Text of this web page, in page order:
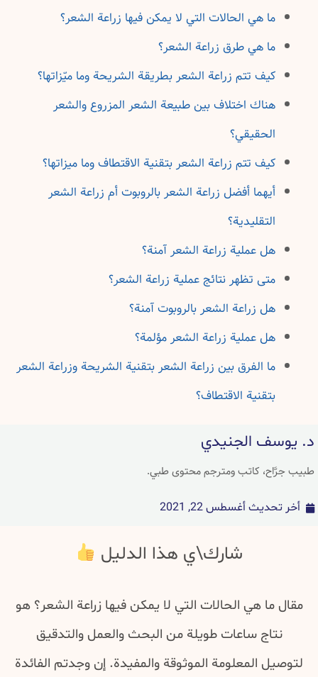
ما هي الحالات التي لا يمكن فيها زراعة الشعر؟
ما هي طرق زراعة الشعر؟
كيف تتم زراعة الشعر بطريقة الشريحة وما ميّزاتها؟
هناك اختلاف بين طبيعة الشعر المزروع والشعر
الحقيقي؟
كيف تتم زراعة الشعر بتقنية الاقتطاف وما ميزاتها؟
أيهما أفضل زراعة الشعر بالروبوت أم زراعة الشعر
التقليدية؟
هل عملية زراعة الشعر آمنة؟
متى تظهر نتائج عملية زراعة الشعر؟
هل زراعة الشعر بالروبوت آمنة؟
هل عملية زراعة الشعر مؤلمة؟
ما الفرق بين زراعة الشعر بتقنية الشريحة وزراعة الشعر
بتقنية الاقتطاف؟
د. يوسف الجنيدي
طبيب جرَّاح، كاتب ومترجم محتوى طبي.
أخر تحديثأغسطس 22, 2021
شارك\ي هذا الدليل
مقال ما هي الحالات التي لا يمكن فيها زراعة الشعر؟ هو
نتاج ساعات طويلة من البحث والعمل والتدقيق
لتوصيل المعلومة الموثوقة والمفيدة. إن وجدتم الفائدة